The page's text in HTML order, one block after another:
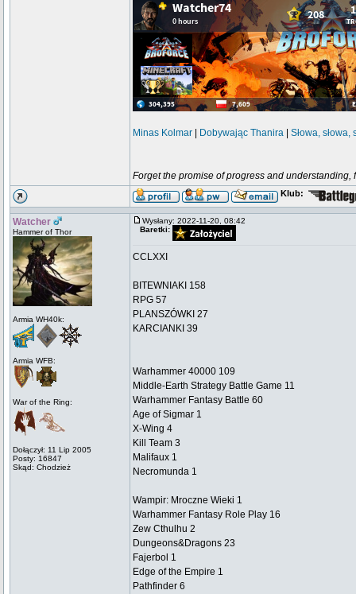
Minas Kolmar Dobywając Thanira Słowa, słowa,
Forget the promise of progress and
Klub:
Watcher
Hammer of Thor
Armia WH40k:
Armia WFB:
War of the Ring:
Dołączył: 11 Lip 2005
Posty: 16847
Skąd: Chodzież
Wysłany: 2022-11-20, 08:42
Baretki:
CCLXXI
BITEWNIAKI 158
RPG 57
PLANSZÓWKI 27
KARCIANKI 39
Warhammer 40000 109
Middle-Earth Strategy Battle Game 11
Warhammer Fantasy Battle 60
Age of Sigmar 1
X-Wing 4
Kill Team 3
Malifaux 1
Necromunda 1
Wampir: Mroczne Wieki 1
Warhammer Fantasy Role Play 16
Zew Cthulhu 2
Dungeons&Dragons 23
Fajerbol 1
Edge of the Empire 1
Pathfinder 6